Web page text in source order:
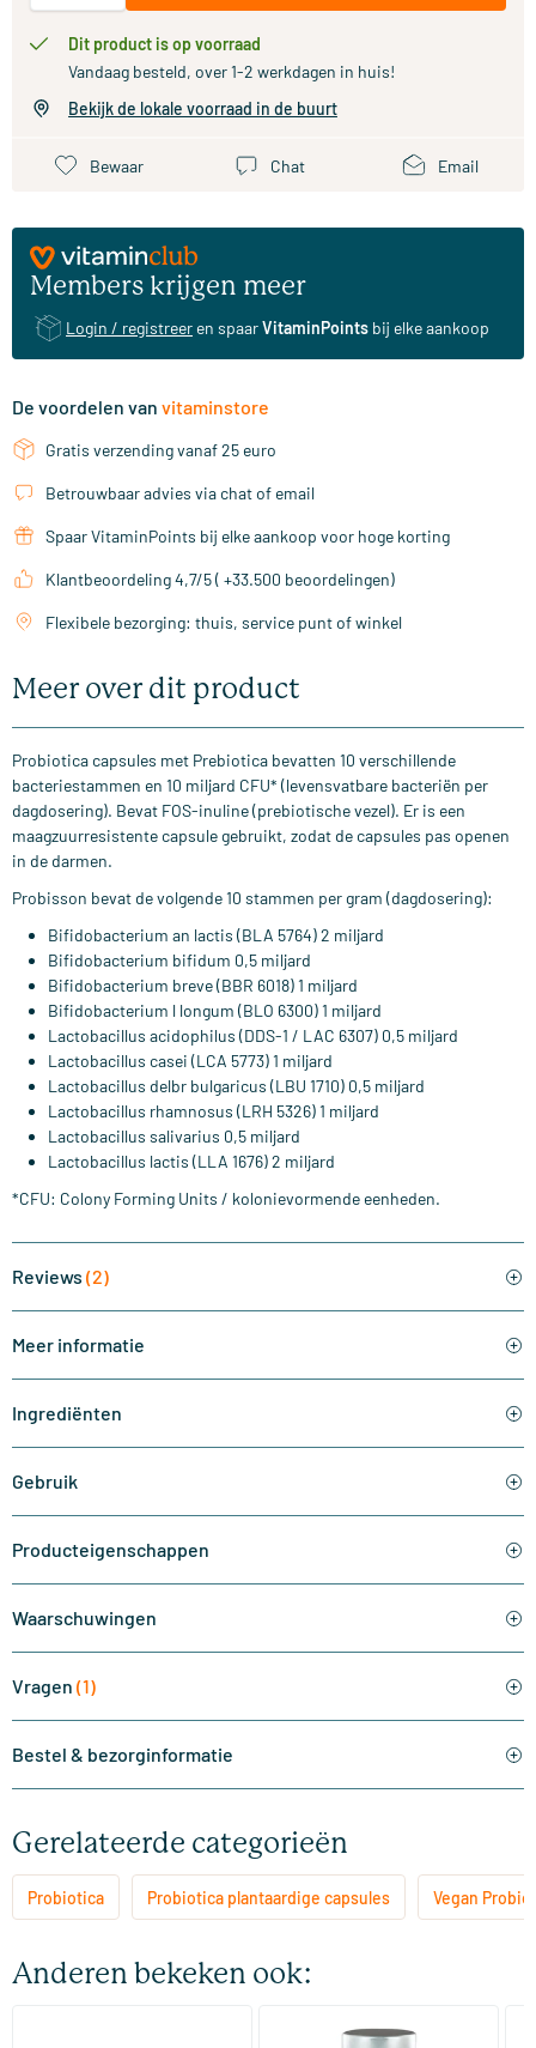
Dit product is op voorraad
Vandaag besteld, over 1-2 werkdagen in huis!
Bekijk de lokale voorraad in de buurt
Bewaar Chat Email
Members krijgen meer
Login / registreer en spaarVitaminPoints bij elke aankoop
De voordelen van vitaminstore
Gratis verzending vanaf 25 euro
Betrouwbaar advies via chat of email
Spaar VitaminPoints bij elke aankoop voor hoge korting
Klantbeoordeling 4,7/5 ( +33.500 beoordelingen)
Flexibele bezorging: thuis, service punt of winkel
Meer over dit product
Probiotica capsules met Prebiotica bevatten 10 verschillende
bacteriestammen en 10 miljard CFU* (levensvatbare bacteriën per
dagdosering). Bevat FOS-inuline (prebiotische vezel). Er is een
maagzuurresistente capsule gebruikt, zodat de capsules pas openen
in de darmen.
Probisson bevat de volgende 10 stammen per gram (dagdosering):
Bifidobacterium an lactis (BLA 5764) 2 miljard
Bifidobacterium bifidum 0,5 miljard
Bifidobacterium breve (BBR 6018) 1 miljard
Bifidobacterium l longum (BLO 6300) 1 miljard
Lactobacillus acidophilus (DDS-1 / LAC 6307) 0,5 miljard
Lactobacillus casei (LCA 5773) 1 miljard
Lactobacillus delbr bulgaricus (LBU 1710) 0,5 miljard
Lactobacillus rhamnosus (LRH 5326) 1 miljard
Lactobacillus salivarius 0,5 miljard
Lactobacillus lactis (LLA 1676) 2 miljard
*CFU: Colony Forming Units / kolonievormende eenheden.
Reviews (2)
Meer informatie
Ingrediënten
Gebruik
Producteigenschappen
Waarschuwingen
Vragen (1)
Bestel & bezorginformatie
Gerelateerde categorieën
Probiotica Probiotica plantaardige capsules Vegan
Anderen bekeken ook: